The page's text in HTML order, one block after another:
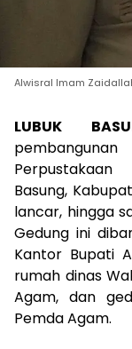
Alwisral Imam
LUBUK
Basung,
lancar, hingga
Gedung ini
Kantor Bupati
rumah dinas
Agam, dan
Pemda Agam.